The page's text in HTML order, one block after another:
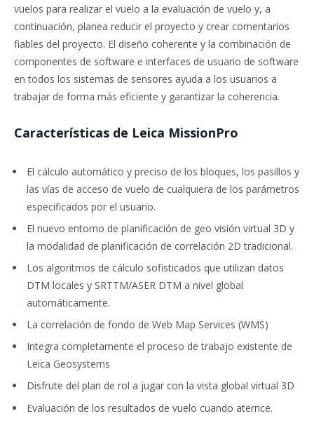
vuelos para realizar el vuelo a la evaluación de vuelo y, a
continuación, planea reducir el proyecto y crear comentarios
fiables del proyecto. El diseño coherente y la combinación de
componentes de software e interfaces de usuario de software
en todos los sistemas de sensores ayuda a los usuarios a
trabajar de forma más eficiente y garantizar la coherencia.
Características de Leica MissionPro
El cálculo automático y preciso de los bloques, los pasillos y
las vías de acceso de vuelo de cualquiera de los parámetros
especificados por el usuario.
El nuevo entorno de planificación de geo visión virtual 3D y
la modalidad de planificación de correlación 2D tradicional.
Los algoritmos de cálculo sofisticados que utilizan datos
DTM locales y SRTTM/ASER DTM a nivel global
automáticamente.
La correlación de fondo de Web Map Services (WMS)
Integra completamente el proceso de trabajo existente de
Leica Geosystems
Disfrute del plan de rol a jugar con la vista global virtual 3D
Evaluación de los resultados de vuelo cuando aterrice.